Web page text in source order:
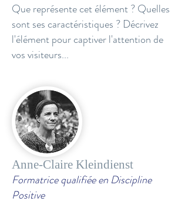
Que représente cet élément ? Quelles
sont ses caractéristiques ? Décrivez
l'élément pour captiver l'attention de
vos visiteurs...
Anne-Claire Kleindienst
Formatrice qualifiée en Discipline
Positive